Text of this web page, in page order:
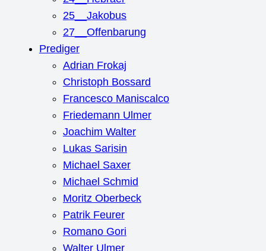
25__Jakobus
27__Offenbarung
Prediger
Adrian Frokaj
Christoph Bossard
Francesco Maniscalco
Friedemann Ulmer
Joachim Walter
Lukas Sarisin
Michael Saxer
Michael Schmid
Moritz Oberbeck
Patrik Feurer
Romano Gori
Walter Ulmer